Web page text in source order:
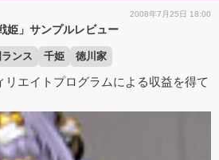
2008年7月25日 18:00
姫」サンプルレビュー
ンス 千姫 徳川家
エイトプログラムによる収益を得て